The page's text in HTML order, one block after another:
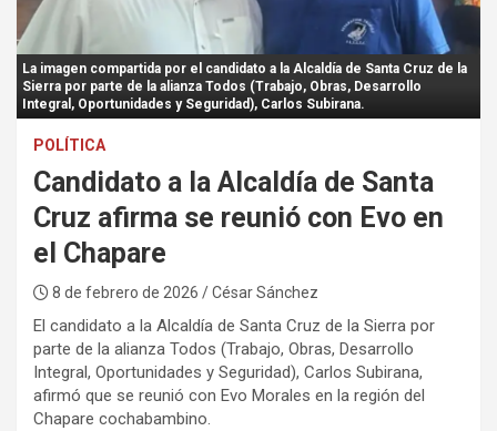
La imagen compartida por el candidato a la Alcaldía de Santa Cruz de la
Sierra por parte de la alianza Todos (Trabajo, Obras, Desarrollo
Integral, Oportunidades y Seguridad), Carlos Subirana.
POLÍTICA
Candidato a la Alcaldía de Santa
Cruz afirma se reunió con Evo en
el Chapare
8 de febrero de 2026 / César Sánchez
El candidato a la Alcaldía de Santa Cruz de la Sierra por
parte de la alianza Todos (Trabajo, Obras, Desarrollo
Integral, Oportunidades y Seguridad), Carlos Subirana,
afirmó que se reunió con Evo Morales en la región del
Chapare cochabambino.